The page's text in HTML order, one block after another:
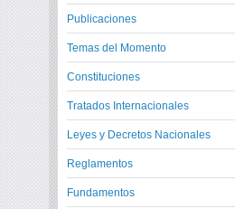
Publicaciones
Temas del Momento
Constituciones
Tratados Internacionales
Leyes y Decretos Nacionales
Reglamentos
Fundamentos